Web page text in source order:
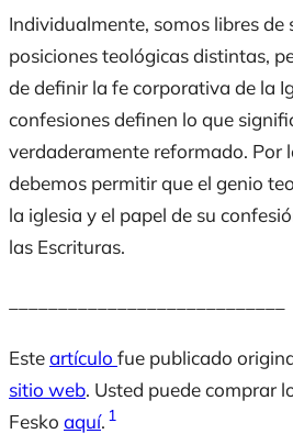
Individualmente, somos libres de
posiciones teológicas distintas,
de definir la fe corporativa de la
confesiones definen lo que
verdaderamente reformado. Por
debemos permitir que el genio
la iglesia y el papel de su
las Escrituras.
Esteartículo fue publicado
sitio web. Usted puede comprar
Fesko aquí. 1